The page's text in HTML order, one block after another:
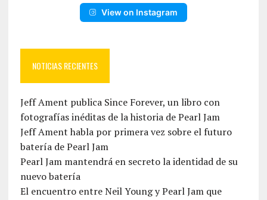
View on Instagram
NOTICIAS RECIENTES
Jeff Ament publica Since Forever, un libro con
fotografías inéditas de la historia de Pearl Jam
Jeff Ament habla por primera vez sobre el futuro
batería de Pearl Jam
Pearl Jam mantendrá en secreto la identidad de su
nuevo batería
El encuentro entre Neil Young y Pearl Jam que